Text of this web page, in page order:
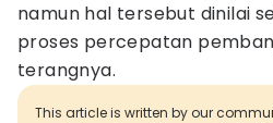
namun hal tersebut dinilai
proses percepatan
terangnya.
This article is written by our